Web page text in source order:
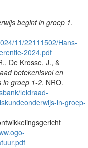
begint in groep 1.
11/22111502/Hans-
2024.pdf
De Krosse, J., &
betekenisvol en
in groep 1-2. NRO.
leidraad-
in-groep-